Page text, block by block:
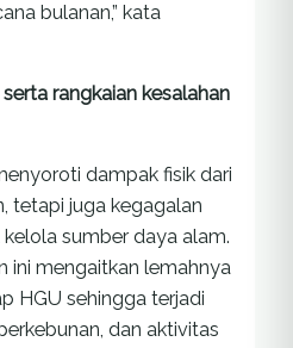
bulanan,” kata
rangkaian kesalahan
dampak fisik dari
tetapi juga kegagalan
sumber daya alam.
ini mengaitkan lemahnya
HGU sehingga terjadi
dan aktivitas